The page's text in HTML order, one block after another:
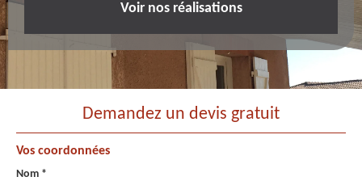
Voir nos réalisations
Demandez un devis gratuit
Vos coordonnées
Nom *